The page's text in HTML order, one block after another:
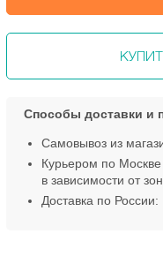
Способы доставки и
Самовывоз из
Курьером по Москве
в зависимости от
Доставка по России: